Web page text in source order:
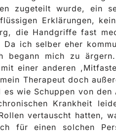
zugeteilt wurde, ein
Erklärungen,
die Handgriffe fast
Da ich selber eher
begann mich zu
einer anderen
Therapeut doch
wie Schuppen von
Krankheit
vertauscht hatten,
für einen solchen